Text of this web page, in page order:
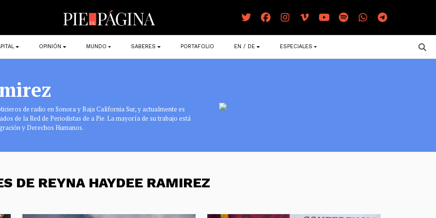
OPINIÓN MUNDO SABERES PORTAFOLIO EN / DE ESPECIALES
de radio en Sonora y Baja California Sur, y actualmente es
de la Red de Periodistas de a Pie. La mayoría de su trabajo está
y Derechos Humanos.
DE REYNA HAYDEE RAMIREZ